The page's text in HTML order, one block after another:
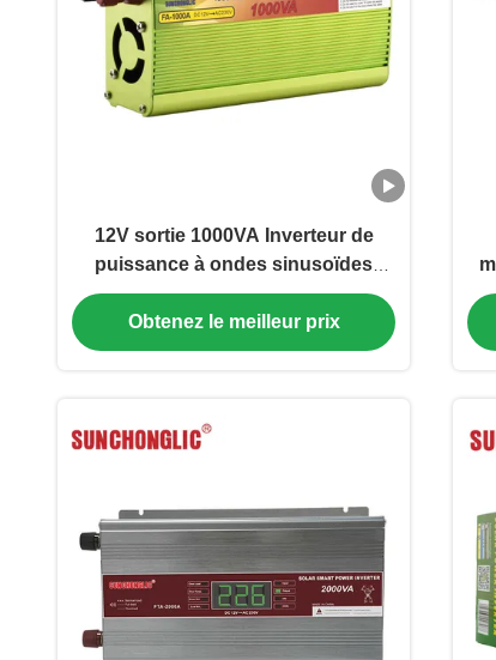
12V sortie 1000VA Inverteur de
puissance à ondes sinusoïdes
modifié avec sortie CA 220V
Obtenez le meilleur prix